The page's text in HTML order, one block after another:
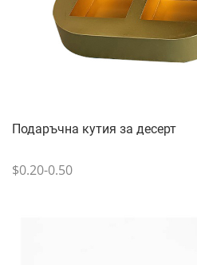
Подаръчна кутия за десерт
$0.20-0.50